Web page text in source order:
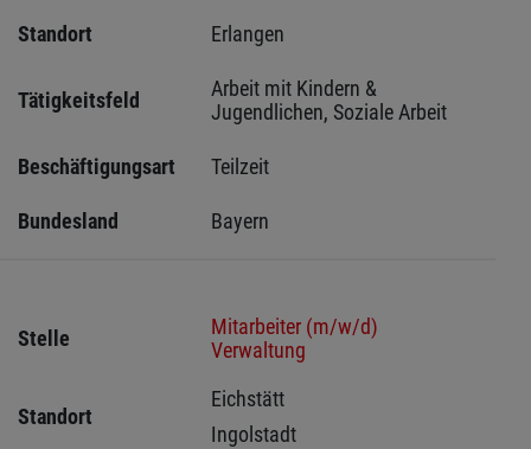
Standort
Erlangen
Tätigkeitsfeld
Arbeit mit Kindern &
Jugendlichen, Soziale Arbeit
Beschäftigungsart Teilzeit
Bundesland Bayern
Stelle
Mitarbeiter (m/w/d)
Verwaltung
Standort
Eichstätt
Ingolstadt